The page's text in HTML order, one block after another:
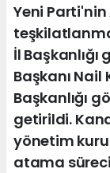
Yeni
İl
Başkanı
Başkanlığı
getirildi.
yönetim
atama